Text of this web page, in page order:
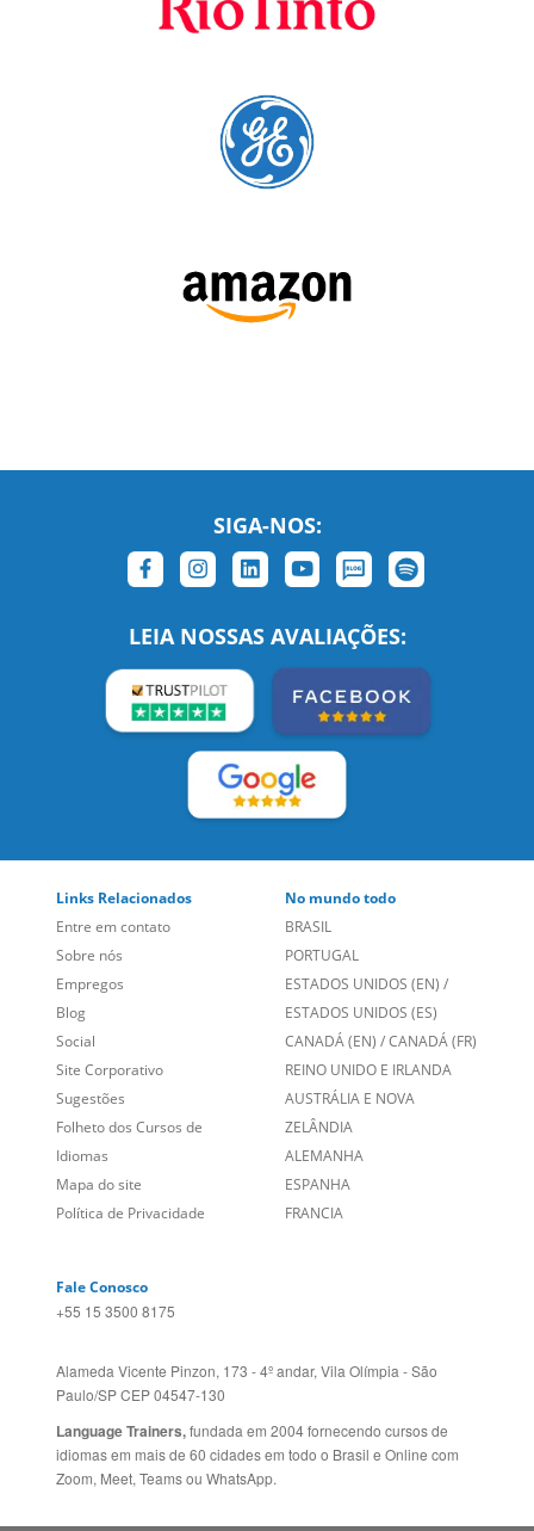
SIGA-NOS:
LEIA NOSSAS AVALIAÇÕES:
Links Relacionados
Entre em contato
Sobre nós
Empregos
Blog
Social
Site Corporativo
Sugestões
Folheto dos Cursos de
Idiomas
Mapa do site
No mundo todo
BRASIL
PORTUGAL
ESTADOS UNIDOS (EN)
ESTADOS UNIDOS (ES)
CANADÁ (EN) / CANADÁ (FR)
REINO UNIDO E IRLANDA
AUSTRÁLIA E NOVA
ZELÂNDIA
ALEMANHA
ESPANHA
Fale Conosco
Alameda Vicente Pinzon, 173 - 4º andar, Vila Olímpia - São
Paulo/SP CEP 04547-130
Language Trainers, fundada em 2004 fornecendo cursos de
idiomas em mais de 60 cidades em todo o Brasil e Online com